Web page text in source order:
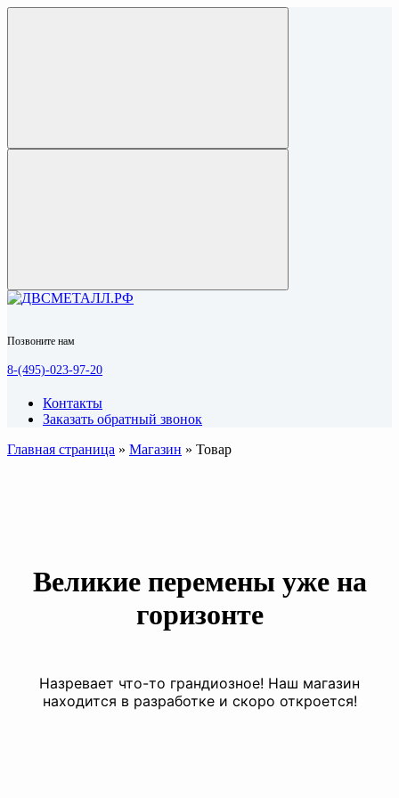
Позвоните нам
8-(495)-023-97-20
Контакты
Заказать обратный звонок
Главная страница » Магазин » Товар
Великие перемены уже на
горизонте
Назревает что-то грандиозное! Наш магазин
находится в разработке и скоро откроется!